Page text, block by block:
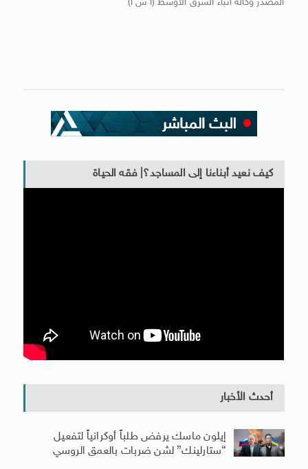
المصدر وكالة أنباء الشرق الأوسط (أ ش أ)
كيف نعيد أبناءنا إلى المساجد؟| فقه الحياة
أحدث الأخبار
إيلون ماسك يرفض طلباً أوكرانياً لتفعيل
“ستارلينك” لشن ضربات بالعمق الروسي